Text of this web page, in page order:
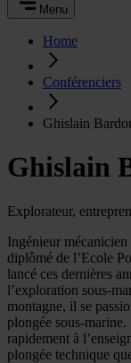
Menu
Home
Conférenciers
Ghislain
Ghislain
Explorateur,
Ingénieur
diplômé de l’Ecole
lancé ces dernières
l’exploration sous-
montagne, il se
plongée sous-
rapidement à
plongée technique